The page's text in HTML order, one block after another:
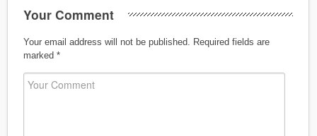
Your Comment
Your email address will not be published.
Required fields are
marked *